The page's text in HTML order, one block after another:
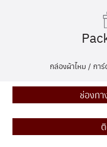
กล่องผ้าไหม / กา
ช่องท